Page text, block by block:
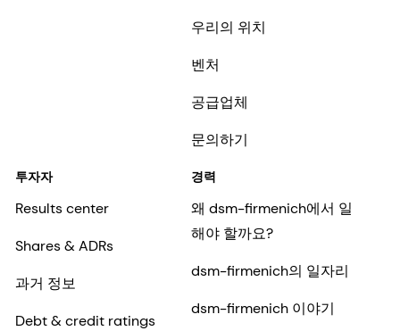
우리의 위치
벤처
공급업체
문의하기
투자자
Results center
Shares & ADRs
과거 정보
Debt & credit ratings
경력
왜 dsm-firmenich에서 일
해야 할까요?
dsm-firmenich의 일자리
dsm-firmenich 이야기